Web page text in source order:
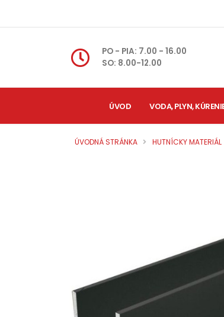
PO - PIA: 7.00 - 16.00
SO: 8.00-12.00
ÚVOD VODA, PLYN,
ÚVODNÁ STRÁNKA HUTNÍCKY MATERIÁL